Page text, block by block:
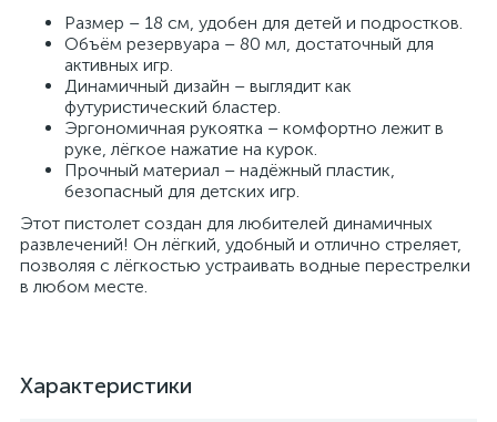
Размер – 18 см, удобен для детей и подростков.
Объём резервуара – 80 мл, достаточный для
активных игр.
Динамичный дизайн – выглядит как
футуристический бластер.
Эргономичная рукоятка – комфортно лежит в
руке, лёгкое нажатие на курок.
Прочный материал – надёжный пластик,
безопасный для детских игр.
Этот пистолет создан для любителей динамичных
развлечений! Он лёгкий, удобный и отлично стреляет,
позволяя с лёгкостью устраивать водные перестрелки
в любом месте.
Характеристики